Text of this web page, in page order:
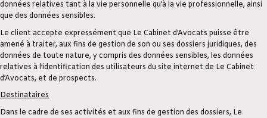
données relatives tant à la vie personnelle qu’à la vie professionnelle, ainsi
que des données sensibles.
Le client accepte expressément que Le Cabinet d’Avocats puisse être
amené à traiter, aux fins de gestion de son ou ses dossiers juridiques, des
données de toute nature, y compris des données sensibles, les données
relatives à l’identification des utilisateurs du site internet de Le Cabinet
d’Avocats, et de prospects.
Destinataires
Dans le cadre de ses activités et aux fins de gestion des dossiers, Le